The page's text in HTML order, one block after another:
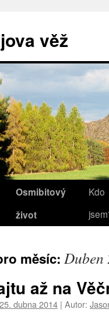
věž
Osmibitový
život
Kdo
měsíc: Duben
až na
25. dubna 2014 | Autor: